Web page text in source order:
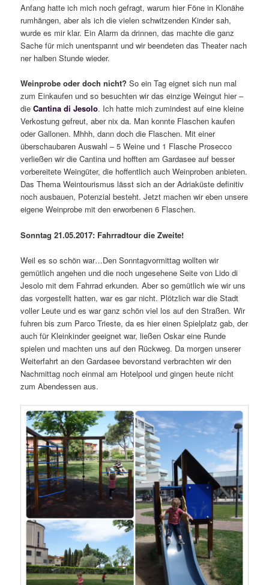
Anfang hatte ich mich noch gefragt, warum hier Föne in Klonähe
rumhängen, aber als ich die vielen schwitzenden Kinder sah,
wurde es mir klar. Ein Alarm da drinnen, das machte die ganz
Sache für mich unentspannt und wir beendeten das Theater nach
ner halben Stunde wieder.
Weinprobe oder doch nicht?So ein Tag eignet sich nun mal
zum Einkaufen und so besuchten wir das einzige Weingut hier –
dieCantina di Jesolo. Ich hatte mich zumindest auf eine kleine
Verkostung gefreut, aber nix da. Man konnte Flaschen kaufen
oder Gallonen. Mhhh, dann doch die Flaschen. Mit einer
überschaubaren Auswahl – 5 Weine und 1 Flasche Prosecco
verließen wir die Cantina und hofften am Gardasee auf besser
vorbereitete Weingüter, die hoffentlich auch Weinproben anbieten.
Das Thema Weintourismus lässt sich an der Adriaküste definitiv
noch ausbauen, Potenzial besteht. Jetzt machen wir eben unsere
eigene Weinprobe mit den erworbenen 6 Flaschen.
Sonntag 21.05.2017: Fahrradtour die Zweite!
Weil es so schön war…Den Sonntagvormittag wollten wir
gemütlich angehen und die noch ungesehene Seite von Lido di
Jesolo mit dem Fahrrad erkunden. Aber so gemütlich wie wir uns
das vorgestellt hatten, war es gar nicht. Plötzlich war die Stadt
voller Leute und es war ganz schön viel los auf den Straßen. Wir
fuhren bis zum Parco Trieste, da es hier einen Spielplatz gab, der
auch für Kleinkinder geeignet war, ließen Oskar eine Runde
spielen und machten uns auf den Rückweg. Da morgen unserer
Weiterfahrt an den Gardasee bevorstand verbrachten wir den
Nachmittag noch einmal am Hotelpool und gingen heute nicht
zum Abendessen aus.